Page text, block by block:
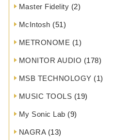
Master Fidelity (2)
McIntosh (51)
METRONOME (1)
MONITOR AUDIO (178)
MSB TECHNOLOGY (1)
MUSIC TOOLS (19)
My Sonic Lab (9)
NAGRA(13)